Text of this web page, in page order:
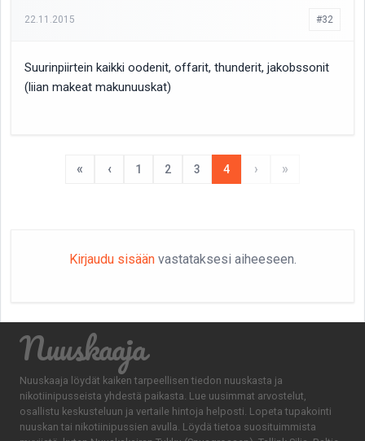
22.11.2015 #32
Suurinpiirtein kaikki oodenit, offarit, thunderit, jakobssonit
(liian makeat makunuuskat)
« ‹ 1 2 3 4 › »
Kirjaudu sisäänvastataksesi aiheeseen.
Nuuskaaja
Nuuskaaja löydät kaiken tarpeellisen tiedon nuuskasta ja
nikotiinipusseista yhdestä paikasta. Lue uusimmat arvostelut,
osallistu keskusteluun ja vertaile hintoja helposti. Lopeta tupakointi
nuuskan tai nikotiinipussien avulla. Löydä tietoa suosituimmista